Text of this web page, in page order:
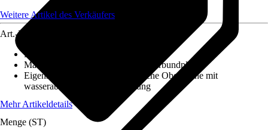
Weitere Artikel des Verkäufers
Art.-Nr.
Maße (LxBxS)
Material
Aluminium, Aluminiumverbundplatte
Eigenschaft
Kratzfest, Hygienische Oberfläche mit
wasserabweisender Beschichtung
Mehr Artikeldetails
Menge (ST)